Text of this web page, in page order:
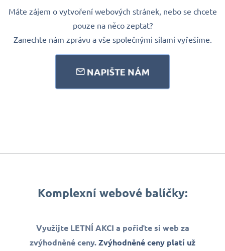
Máte zájem o vytvoření webových stránek, nebo se chcete
pouze na něco zeptat?
Zanechte nám zprávu a vše společnými silami vyřešíme.
NAPIŠTE NÁM
Komplexní webové balíčky:
Využijte LETNÍ AKCI a pořiďte si web za
zvýhodněné ceny.Zvýhodněné ceny platí už